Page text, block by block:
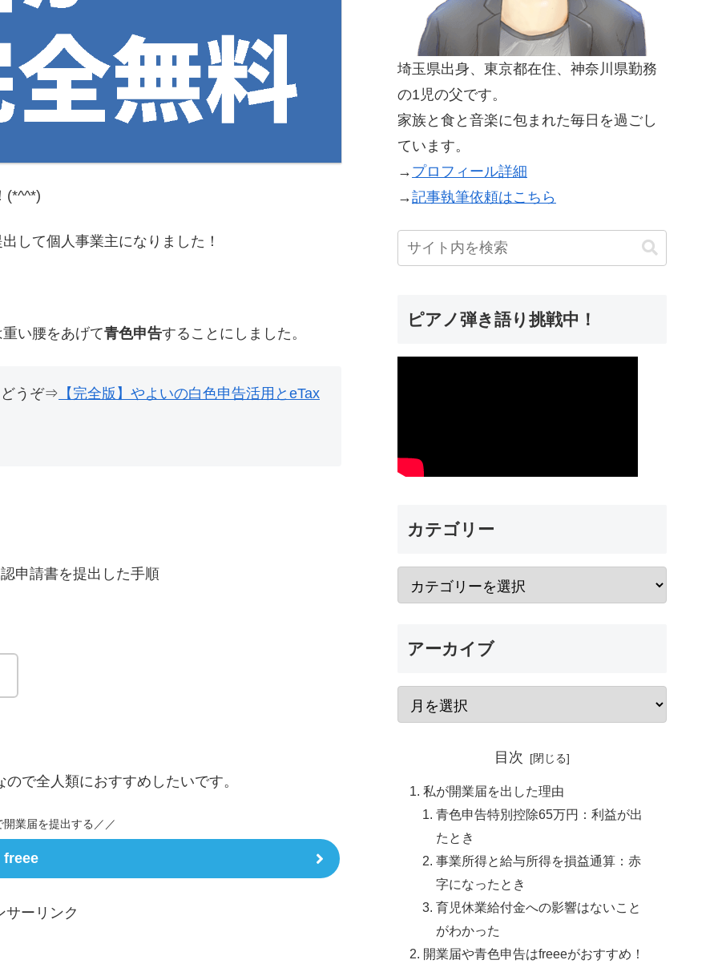
(*^^*)
して個人事業主になりました！
い腰をあげて青色申告することにしました。
どうぞ⇒ 【完全版】やよいの白色申告活用とeTax
申請書を提出した手順
で全人類におすすめしたいです。
業届を提出する／／
freee
サーリンク
埼玉県出身、東京都在住、神奈川県勤務
の1児の父です。
家族と食と音楽に包まれた毎日を過ごし
ています。
→ プロフィール詳細
→記事執筆依頼はこちら
ピアノ弾き語り挑戦中！
カテゴリー
アーカイブ
目次
私が開業届を出した理由
青色申告特別控除65万円：利益が出
たとき
事業所得と給与所得を損益通算：赤
字になったとき
育児休業給付金への影響はないこと
がわかった
開業届や青色申告はfreeeがおすすめ！